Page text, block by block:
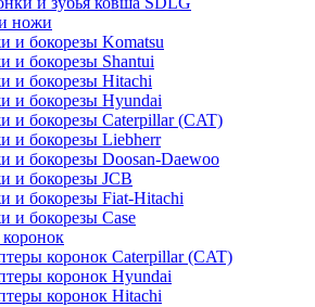
ножи
и бокорезы Komatsu
и бокорезы Shantui
и бокорезы Hitachi
и бокорезы Hyundai
и бокорезы Caterpillar (CAT)
и бокорезы Liebherr
и бокорезы Doosan-Daewoo
и бокорезы JCB
и бокорезы Fiat-Hitachi
и бокорезы Case
коронок Caterpillar (CAT)
коронок Hyundai
коронок Hitachi